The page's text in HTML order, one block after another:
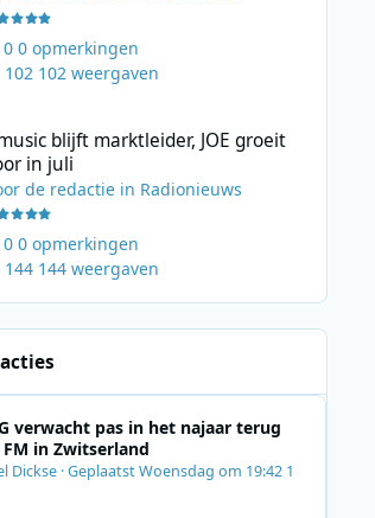
0 opmerkingen
102 weergaven
blijft marktleider, JOE groeit
in juli
de redactiein Radionieuws
0 opmerkingen
144 weergaven
verwacht pas in het najaar terug
in Zwitserland
Dickse·GeplaatstWoensdag om 19:42 1